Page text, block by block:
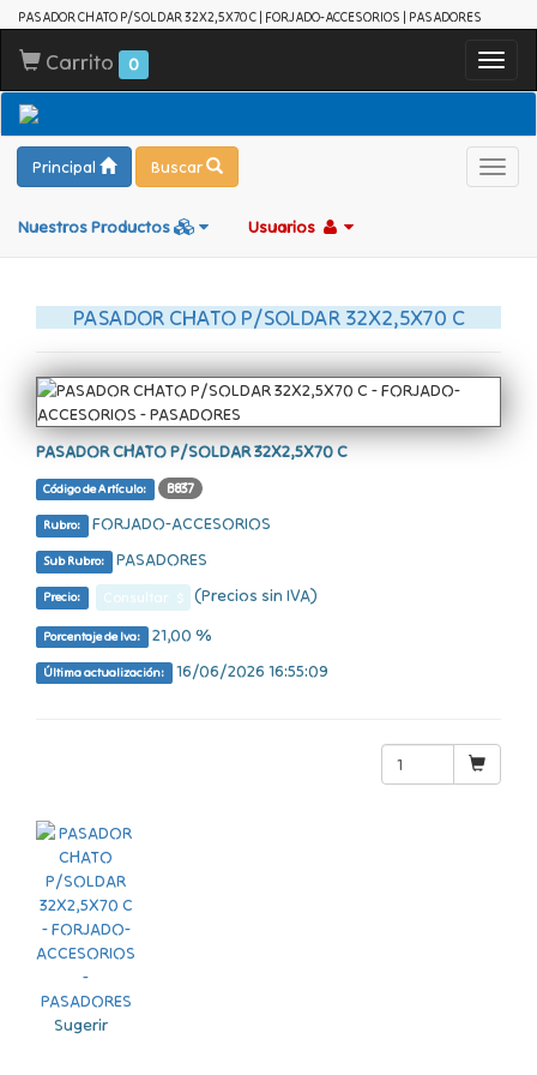
PASADOR CHATO P/SOLDAR 32X2,5X70 C | FORJADO-ACCESORIOS | PASADORES
Carrito 0
Principal Buscar
Nuestros Productos Usuarios
PASADOR CHATO P/SOLDAR 32X2,5X70 C
PASADOR CHATO P/SOLDAR 32X2,5X70 C
Código de Artículo: B837
Rubro: FORJADO-ACCESORIOS
Sub Rubro: PASADORES
Precio: Consultar $ (Precios sin IVA)
Porcentaje de Iva: 21,00 %
Última actualización: 16/06/2026 16:55:09
Sugerir